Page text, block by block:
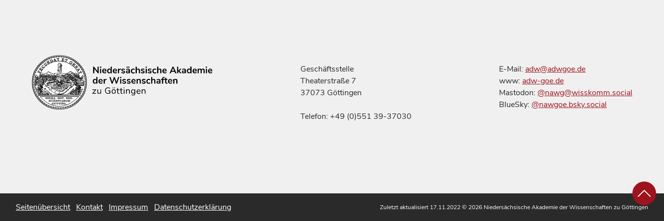
Geschäftsstelle
Theaterstraße 7
37073 Göttingen
Telefon: +49 (0)551 39-37030
E-Mail: adw@adwgoe.de
www: adw-goe.de
Mastodon: @nawg@wisskomm.social
BlueSky: @nawgoe.bsky.social
Seitenübersicht Kontakt Impressum Datenschutzerklärung Zuletzt aktualisiert 17.11.2022© 2026 Niedersächsische Akademie der Wissenschaften zu Göttingen